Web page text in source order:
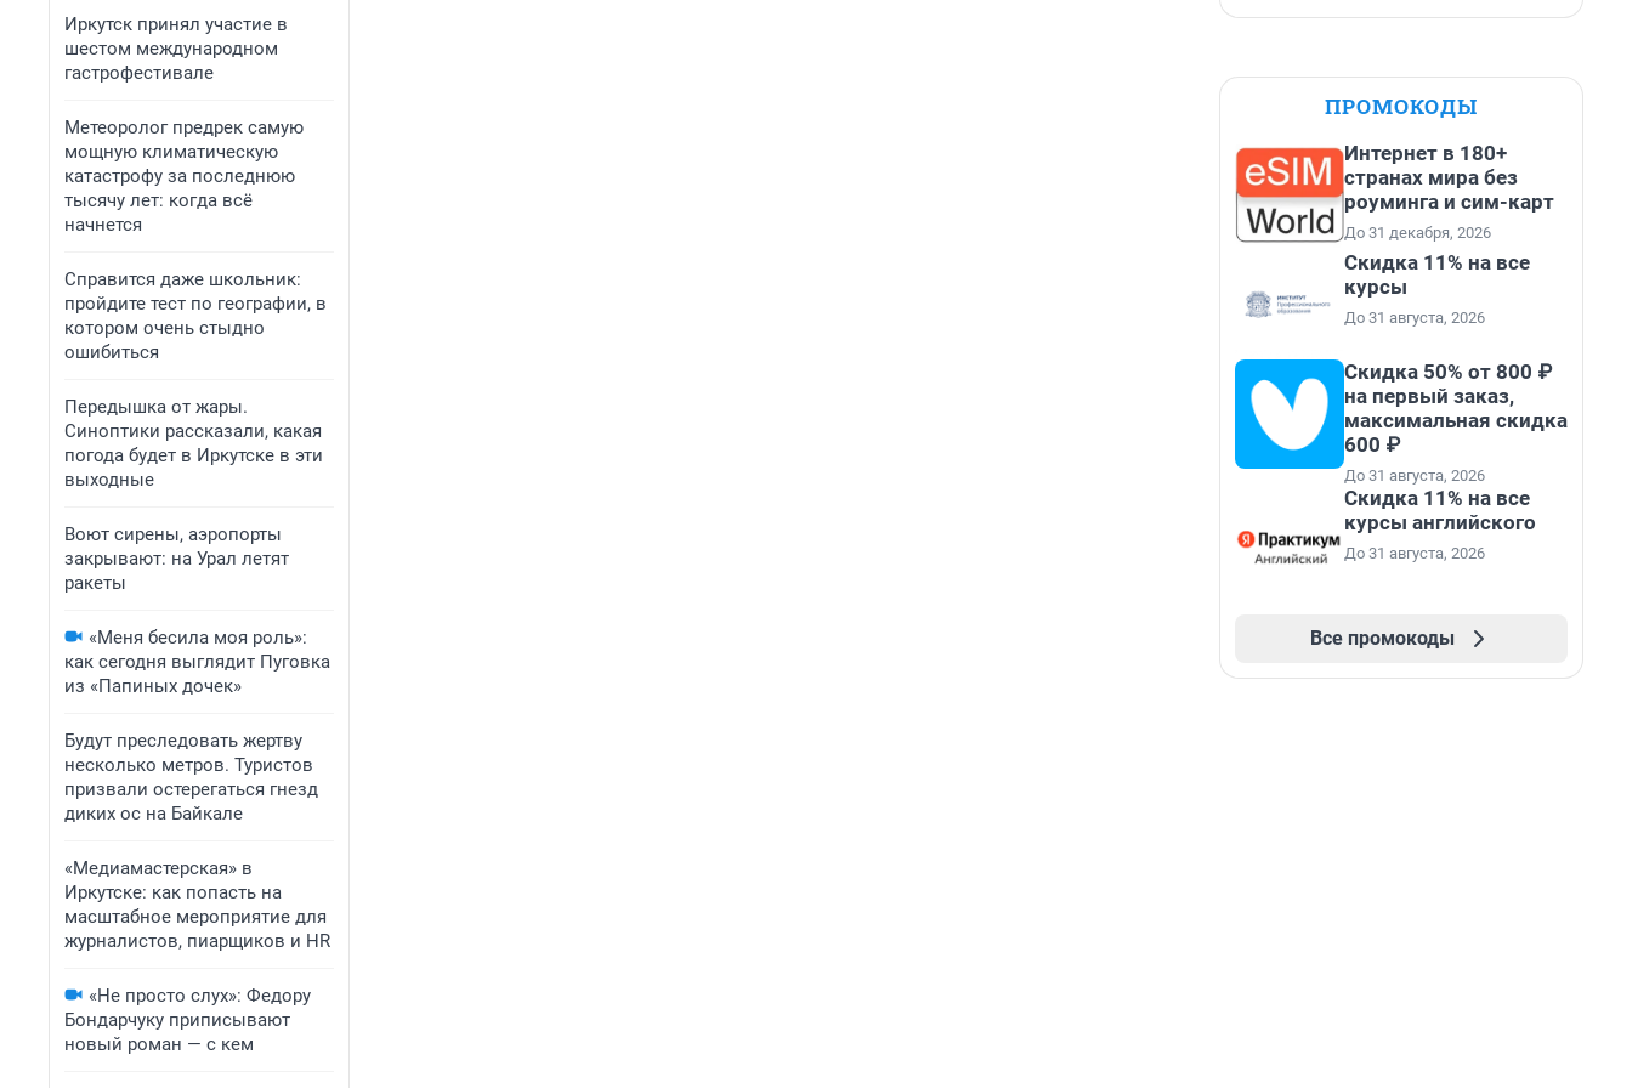
Иркутск принял участие в
шестом международном
гастрофестивале
Метеоролог предрек самую
мощную климатическую
катастрофу за последнюю
тысячу лет: когда всё
начнется
Справится даже школьник:
пройдите тест по географии, в
котором очень стыдно
ошибиться
Передышка от жары.
Синоптики рассказали, какая
погода будет в Иркутске в эти
выходные
Воют сирены, аэропорты
закрывают: на Урал летят
ракеты
«Меня бесила моя роль»:
как сегодня выглядит Пуговка
из «Папиных дочек»
Будут преследовать жертву
несколько метров. Туристов
призвали остерегаться гнезд
диких ос на Байкале
«Медиамастерская» в
Иркутске: как попасть на
масштабное мероприятие для
журналистов, пиарщиков и HR
«Не просто слух»: Федору
Бондарчуку приписывают
новый роман — с кем
ПРОМОКОДЫ
Интернет в 180+
странах мира без
роуминга и сим-карт
До 31 декабря, 2026
Скидка 11% на все
курсы
До 31 августа, 2026
Скидка 50% от 800 ₽
на первый заказ,
максимальная скидка
600 ₽
До 31 августа, 2026
Скидка 11% на все
курсы английского
До 31 августа, 2026
Все промокоды